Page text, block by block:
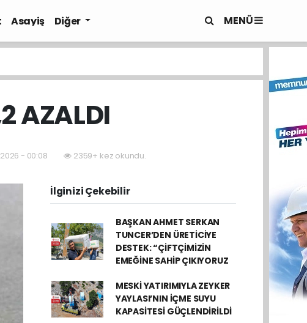
Asayiş Diğer MENÜ
AZALDI
- 00:08 2359+ kez okundu.
İlginizi Çekebilir
BAŞKAN AHMET SERKAN
TUNCER’DEN ÜRETİCİYE
DESTEK: “ÇİFTÇİMİZİN
EMEĞİNE SAHİP ÇIKIYORUZ
MESKİ YATIRIMIYLA ZEYKER
YAYLASI’NIN İÇME SUYU
KAPASİTESİ GÜÇLENDİRİLDİ